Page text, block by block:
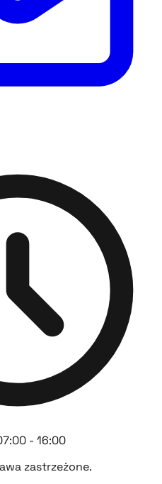
- 16:00
zastrzeżone.